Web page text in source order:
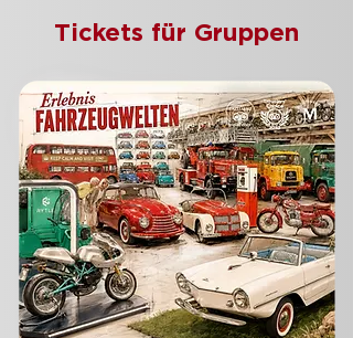
Tickets für Gruppen